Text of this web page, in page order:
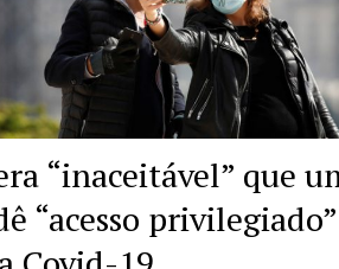
“inaceitável” que
“acesso